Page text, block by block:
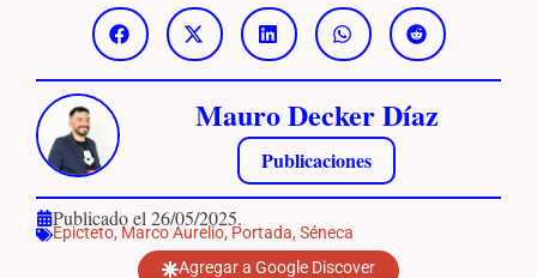
Mauro Decker Díaz
Publicaciones
Publicado el 26/05/2025.
Epicteto, Marco Aurelio, Portada, Séneca
Agregar a Google Discover